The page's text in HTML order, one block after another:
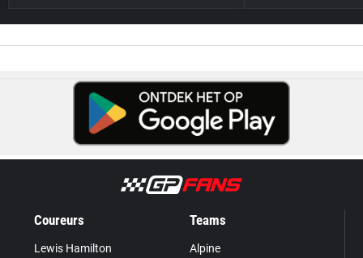
Coureurs
Lewis Hamilton
Teams
Alpine